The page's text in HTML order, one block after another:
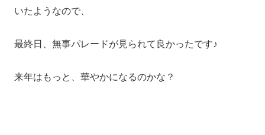
いたようなので、
最終日、無事パレードが見られて良かったです♪
来年はもっと、華やかになるのかな？